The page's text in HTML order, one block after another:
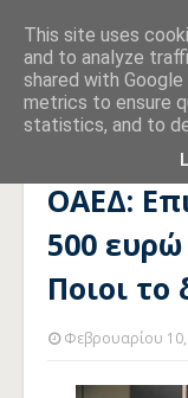
Αρχική σελίδα
500 ευρώ για
ΟΑΕΔ:
500
Ποιοι το
Φεβρουαρίου 10,
This site uses
and to analyze
shared with
metrics to ensure
statistics, and to